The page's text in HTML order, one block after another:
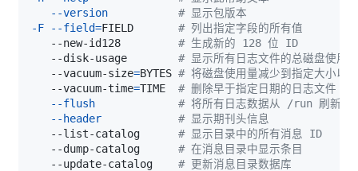
--version
# 显示包版本
-F
--field=FIELD # 列出指定字段的所有值
   --new-id128
# 生成新的 128 位 ID
   --disk-usage
# 显示所有日志文件的总磁盘使用
   --vacuum-size
=BYTES # 将磁盘使用量减少到指定大小以下
   --vacuum-time
=TIME # 删除早于指定日期的日志文件
--flush
# 将所有日志数据从 /run 刷新
--header
# 显示期刊头信息
   --list-catalog
# 显示目录中的所有消息 ID
   --dump-catalog
# 在消息目录中显示条目
   --update-catalog
# 更新消息目录数据库